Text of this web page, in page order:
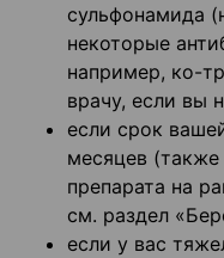
сульфонамида
некоторые
например, ко-
врачу, если вы
если срок
месяцев
препарата на
см. раздел
если у вас